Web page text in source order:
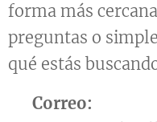
forma más
preguntas o
qué estás
Correo: